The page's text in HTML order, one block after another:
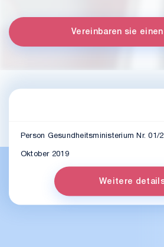
Vereinbaren sie
Person Gesundheitsministerium Nr. 01/
Oktober 2019
Weitere